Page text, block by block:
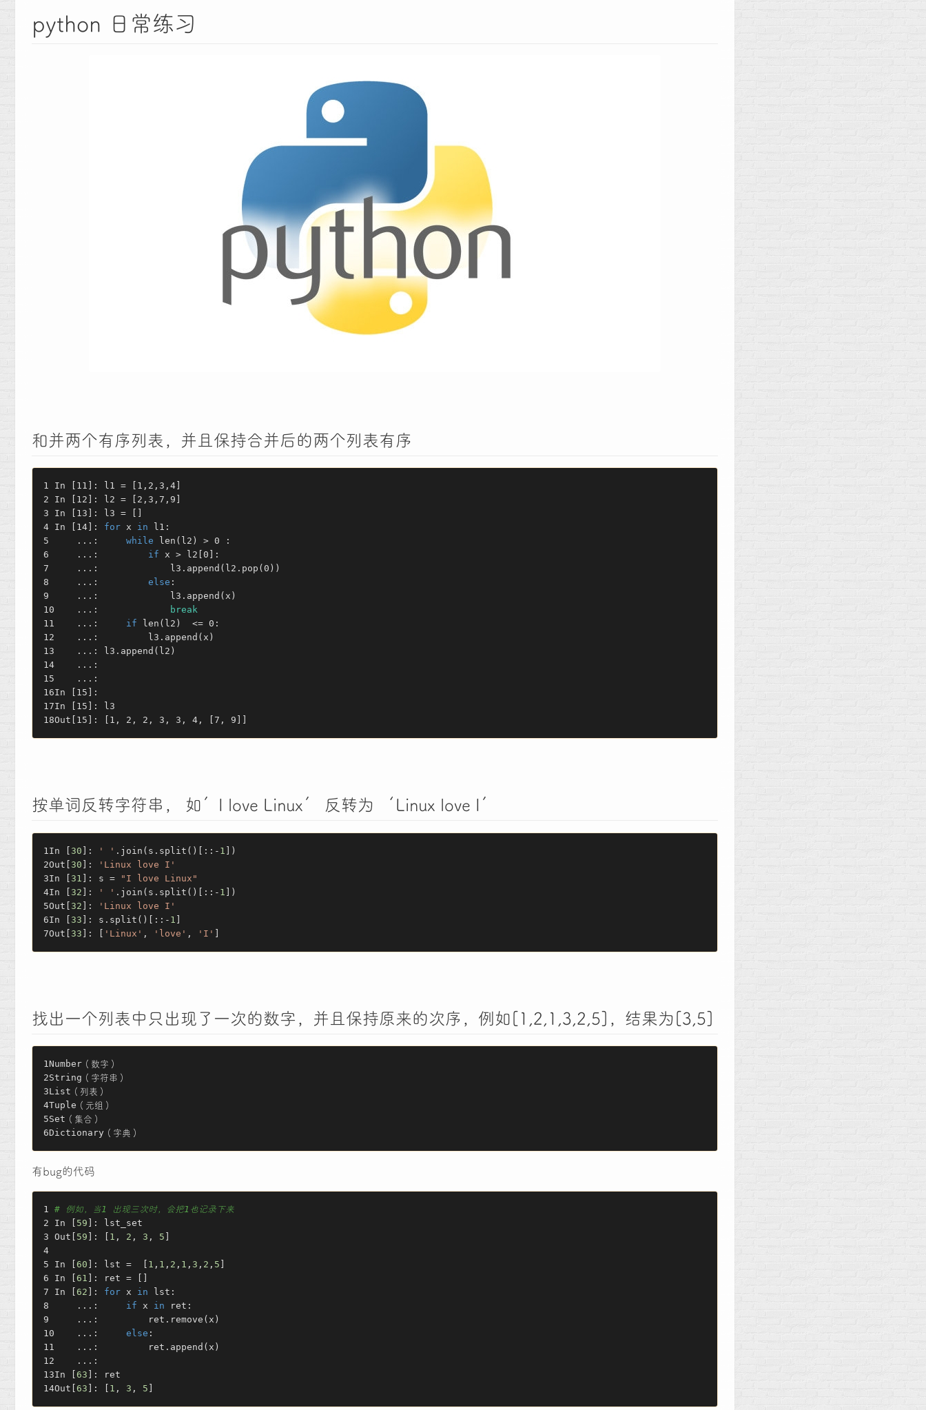
python 日常练习
和并两个有序列表，并且保持合并后的两个列表有序
In [11]: l1 = [1,2,3,4]
In [12]: l2 = [2,3,7,9]
In [13]: l3 = []
In [14]: for x in l1:
    ...:
while len(l2) > 0 :
    ...:
if x > l2[0]:
    ...:             l3.append(l2.pop(0))
    ...:
else :
    ...:             l3.append(x)
    ...:
break
    ...:
if len(l2)  <= 0:
    ...:         l3.append(x)
    ...: l3.append(l2)
    ...:
    ...:
In [15]:
In [15]: l3
Out[15]: [1, 2, 2, 3, 3, 4, [7, 9]]
按单词反转字符串， 如’I love Linux’ 反转为 ‘Linux love I’
In [ 30 ]: ' ' .join(s.split()[::- 1 ])
Out[ 30 ]:
'Linux love I'
In [ 31 ]: s =
"I love Linux"
In [ 32 ]: ' ' .join(s.split()[::- 1 ])
Out[ 32 ]:
'Linux love I'
In [ 33 ]: s.split()[::- 1 ]
Out[ 33 ]: [ 'Linux' , 'love' , 'I' ]
找出一个列表中只出现了一次的数字，并且保持原来的次序，例如[1,2,1,3,2,5]，结果为[3,5]
Number （数字）
String （字符串）
List （列表）
Tuple （元组）
Set （集合）
Dictionary （字典）
有bug的代码
# 例如，当1 出现三次时，会把1也记录下来
In [ 59 ]: lst_set
Out[ 59 ]: [ 1 , 2 , 3 , 5
In [ 60 ]: lst =  [ 1 , 1 , 2 , 1 , 3 , 2 , 5
In [ 61
]: ret = []
In [ 62 ]: for x in lst:
    ...:
if x in ret:
    ...:         ret.remove(x)
    ...:
else :
    ...:         ret.append(x)
    ...:
In [ 63 ]: ret
Out[ 63 ]: [ 1 , 3 , 5